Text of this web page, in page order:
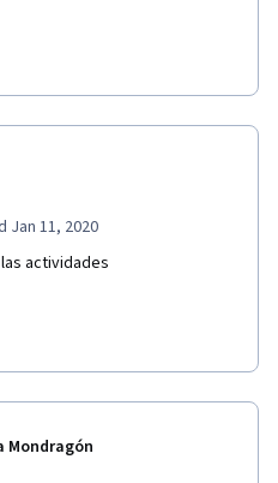
Jan 11, 2020
actividades
Mondragón